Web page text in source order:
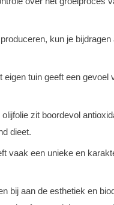
kun je
eigen tuin geeft een
zit boordevol
dieet.
vaak een unieke en
bij aan de esthetiek en